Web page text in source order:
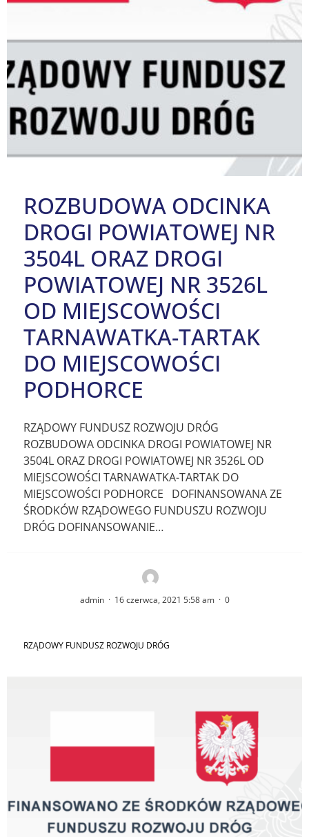
ROZBUDOWA ODCINKA
DROGI POWIATOWEJ NR
3504L ORAZ DROGI
POWIATOWEJ NR 3526L
OD MIEJSCOWOŚCI
TARNAWATKA-TARTAK
DO MIEJSCOWOŚCI
PODHORCE
RZĄDOWY FUNDUSZ ROZWOJU DRÓG
ROZBUDOWA ODCINKA DROGI POWIATOWEJ NR
3504L ORAZ DROGI POWIATOWEJ NR 3526L OD
MIEJSCOWOŚCI TARNAWATKA-TARTAK DO
MIEJSCOWOŚCI PODHORCE DOFINANSOWANA ZE
ŚRODKÓW RZĄDOWEGO FUNDUSZU ROZWOJU
DRÓG DOFINANSOWANIE…
admin · 16 czerwca, 2021 5:58 am · 0
RZĄDOWY FUNDUSZ ROZWOJU DRÓG